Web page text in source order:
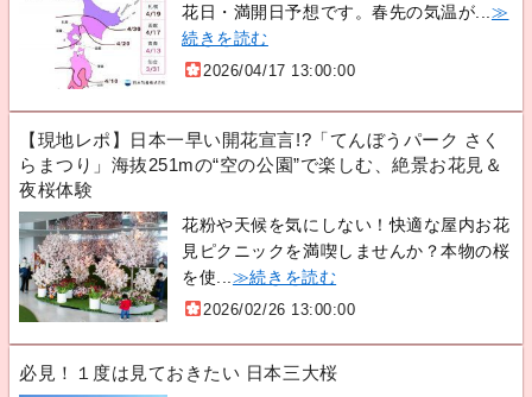
花日・満開日予想です。春先の気温が... ≫
続きを読む
2026/04/17 13:00:00
【現地レポ】日本一早い開花宣言!?「てんぼうパーク さく
らまつり」海抜251mの“空の公園”で楽しむ、絶景お花見＆
夜桜体験
花粉や天候を気にしない！快適な屋内お花
見ピクニックを満喫しませんか？本物の桜
を使... ≫続きを読む
2026/02/26 13:00:00
必見！１度は見ておきたい 日本三大桜